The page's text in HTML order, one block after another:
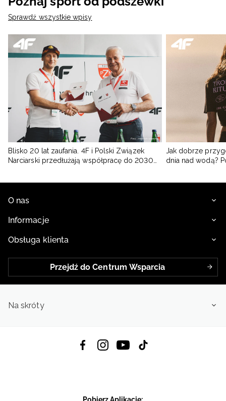
Sprawdź wszystkie wpisy
Blisko 20 lat zaufania. 4F i Polski Związek
Narciarski przedłużają współpracę do 2030
Jak dobrze
dnia nad wodą?
O nas
Informacje
Obsługa klienta
Przejdź do Centrum Wsparcia
Na skróty
Pobierz Aplikację: